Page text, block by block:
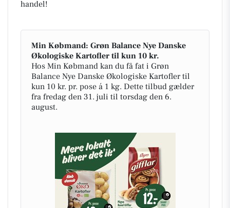
handel!
Min Købmand: Grøn Balance Nye Danske
Økologiske Kartofler til kun 10 kr.
Hos Min Købmand kan du få fat i Grøn
Balance Nye Danske Økologiske Kartofler til
kun 10 kr. pr. pose á 1 kg. Dette tilbud gælder
fra fredag den 31. juli til torsdag den 6.
august.